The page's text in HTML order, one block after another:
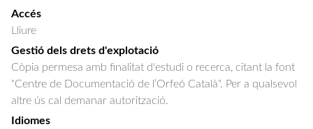
Accés
Lliure
Gestió dels drets d'explotació
Còpia permesa amb finalitat d'estudi o recerca, citant la font
"Centre de Documentació de l’Orfeó Català". Per a qualsevol
altre ús cal demanar autorització.
Idiomes